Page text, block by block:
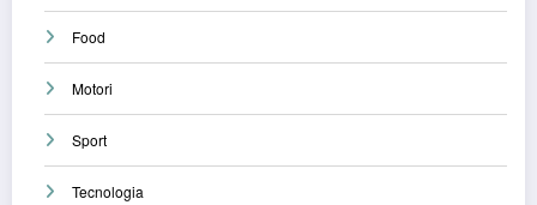
Food
Motori
Sport
Tecnologia